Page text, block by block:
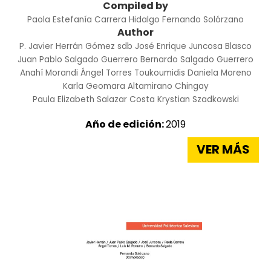
Compiled by
Paola Estefanía Carrera Hidalgo Fernando Solórzano
Author
P. Javier Herrán Gómez sdb José Enrique Juncosa Blasco
Juan Pablo Salgado Guerrero Bernardo Salgado Guerrero
Anahí Morandi Ángel Torres Toukoumidis Daniela Moreno
Karla Geomara Altamirano Chingay
Paula Elizabeth Salazar Costa Krystian Szadkowski
Año de edición:2019
VER MÁS